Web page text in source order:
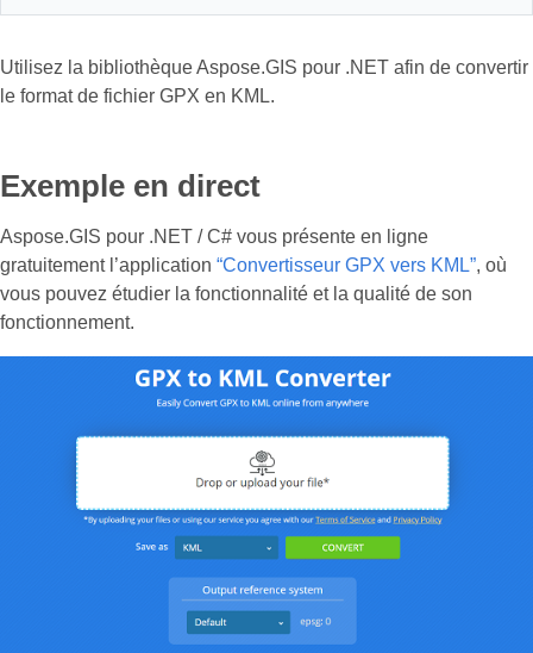
Utilisez la bibliothèque Aspose.GIS pour .NET afin de convertir
le format de fichier GPX en KML.
Exemple en direct
Aspose.GIS pour .NET / C# vous présente en ligne
gratuitement l’application “Convertisseur GPX vers KML”, où
vous pouvez étudier la fonctionnalité et la qualité de son
fonctionnement.